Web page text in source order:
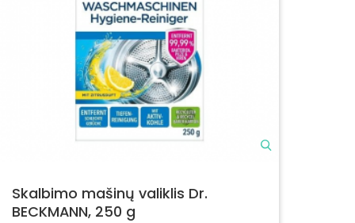
Skalbimo mašinų valiklis Dr.
BECKMANN, 250 g